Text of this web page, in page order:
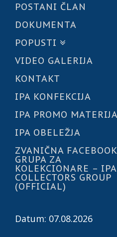
POSTANI ČLAN
DOKUMENTA
POPUSTI
VIDEO GALERIJA
KONTAKT
IPA KONFEKCIJA
IPA PROMO
IPA OBELEŽJA
ZVANIČNA FACEBOOK
GRUPA ZA
KOLEKCIONARE – IPA
COLLECTORS GROUP
(OFFICIAL)
Datum: 07.08.2026